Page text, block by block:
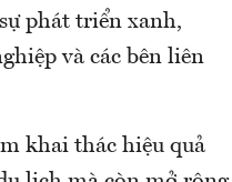
phát triển xanh,
và các bên liên
khai thác hiệu quả